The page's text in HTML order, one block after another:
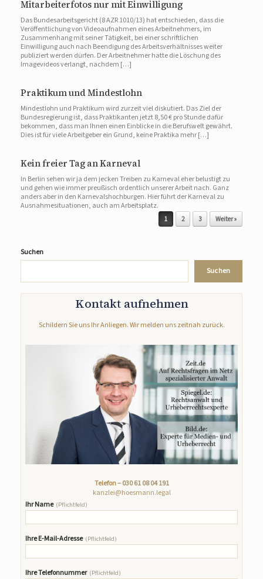
Mitarbeiterfotos nur mit Einwilligung
Das Bundesarbeitsgericht (8 AZR 1010/13) hat entschieden, dass die
Veröffentlichung von Videoaufnahmen eines Arbeitnehmers, im
Zusammenhang mit seiner Tätigkeit, bei einer schriftlichen
Einwilligung auch nach Beendigung des Arbeitsverhältnisses weiter
publiziert werden dürfen. Der Arbeitnehmer hatte die Löschung des
Imagevideos verlangt, nachdem […]
Praktikum und Mindestlohn
Mindestlohn und Praktikum wird zurzeit viel diskutiert. Das Ziel der
Bundesregierung ist, dass Praktikanten jetzt 8,50 € pro Stunde dafür
bekommen, dass man Ihnen einen Einblicke in die Berufswelt gewährt.
Dies ist für viele Arbeitgeber ein Grund, keine Praktika mehr […]
Kein freier Tag an Karneval
In Berlin sehen wir ja dem jecken Treiben zu Karneval eher belustigt zu
und gehen wie immer preußisch ordentlich unserer Arbeit nach. Ganz
anders aber in den Karnevalshochburgen. Hier führt der Karneval zu
Ausnahmesituationen, auch am Arbeitsplatz.
1 2 3 Weiter »
Suchen
Suchen
Kontakt aufnehmen
Schildern Sie uns Ihr Anliegen. Wir melden uns zeitnah zurück.
Telefon –030 61 08 04 191
kanzlei@hoesmann.legal
Ihr Name (Pflichtfeld)
Ihre E-Mail-Adresse (Pflichtfeld)
Ihre Telefonnummer (Pflichtfeld)